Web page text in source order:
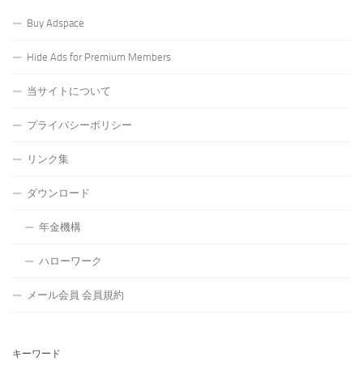
Buy Adspace
Hide Ads for Premium Members
当サイトについて
プライバシーポリシー
リンク集
ダウンロード
年金機構
ハローワーク
メール会員 会員規約
キーワード